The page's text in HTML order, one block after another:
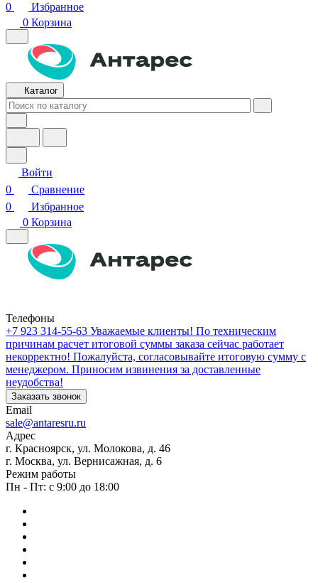
0
Избранное
0 Корзина
Каталог
Войти
0
Сравнение
0
Избранное
0 Корзина
Телефоны
+7 923 314-55-63 Уважаемые клиенты! По техническим
причинам расчет итоговой суммы заказа сейчас работает
некорректно! Пожалуйста, согласовывайте итоговую сумму с
менеджером. Приносим извинения за доставленные
неудобства!
Заказать звонок
Email
sale@antaresru.ru
Адрес
г. Красноярск, ул. Молокова, д. 46
г. Москва, ул. Вернисажная, д. 6
Режим работы
Пн - Пт: с 9:00 до 18:00